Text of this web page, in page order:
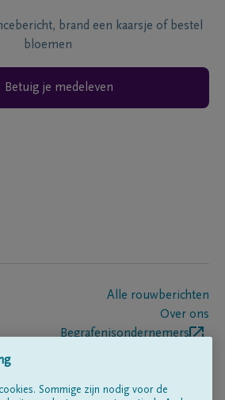
brand een kaarsje of bestel
bloemen
Betuig je medeleven
Alle rouwberichten
Over ons
Begrafenisondernemers
Sommige zijn nodig voor de